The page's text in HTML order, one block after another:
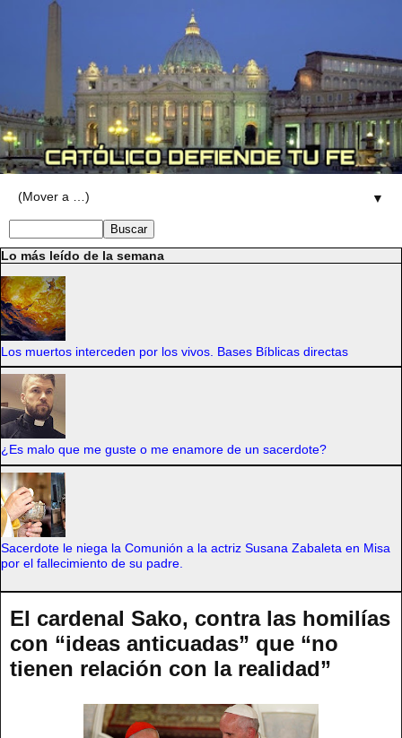
▼
Lo más leído de la semana
Los muertos interceden por los vivos. Bases Bíblicas directas
¿Es malo que me guste o me enamore de un sacerdote?
Sacerdote le niega la Comunión a la actriz Susana Zabaleta en Misa
por el fallecimiento de su padre.
El cardenal Sako, contra las homilías
con “ideas anticuadas” que “no
tienen relación con la realidad”